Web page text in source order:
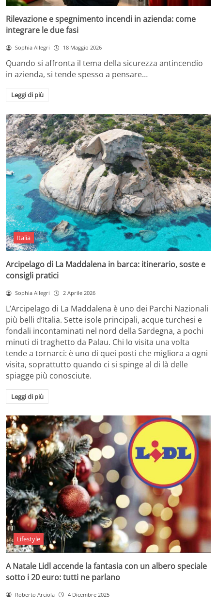
Rilevazione e spegnimento incendi in azienda: come
integrare le due fasi
Sophia Allegri 18 Maggio 2026
Quando si affronta il tema della sicurezza antincendio
in azienda, si tende spesso a pensare…
Leggi di più
Italia
Arcipelago di La Maddalena in barca: itinerario, soste e
consigli pratici
Sophia Allegri 2 Aprile 2026
L’Arcipelago di La Maddalena è uno dei Parchi Nazionali
più belli d’Italia. Sette isole principali, acque turchesi e
fondali incontaminati nel nord della Sardegna, a pochi
minuti di traghetto da Palau. Chi lo visita una volta
tende a tornarci: è uno di quei posti che migliora a ogni
visita, soprattutto quando ci si spinge al di là delle
spiagge più conosciute.
Leggi di più
Lifestyle
A Natale Lidl accende la fantasia con un albero speciale
sotto i 20 euro: tutti ne parlano
Roberto Arciola 4 Dicembre 2025